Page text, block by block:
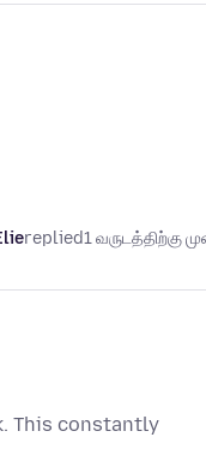
replied1 வருடத்திற்கு
This constantly